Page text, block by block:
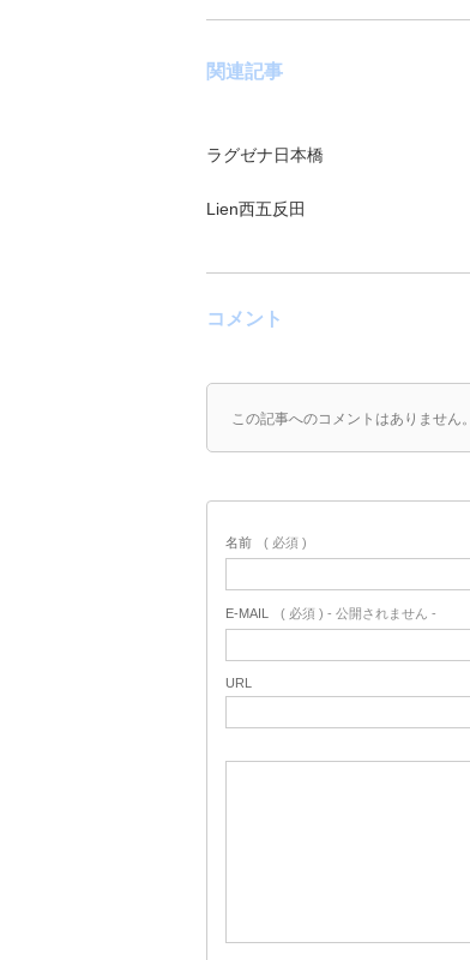
関連記事
ラグゼナ日本橋
Lien西五反田
コメント
この記事へのコメントはありません。
名前 ( 必須 )
E-MAIL ( 必須 ) - 公開されません -
URL